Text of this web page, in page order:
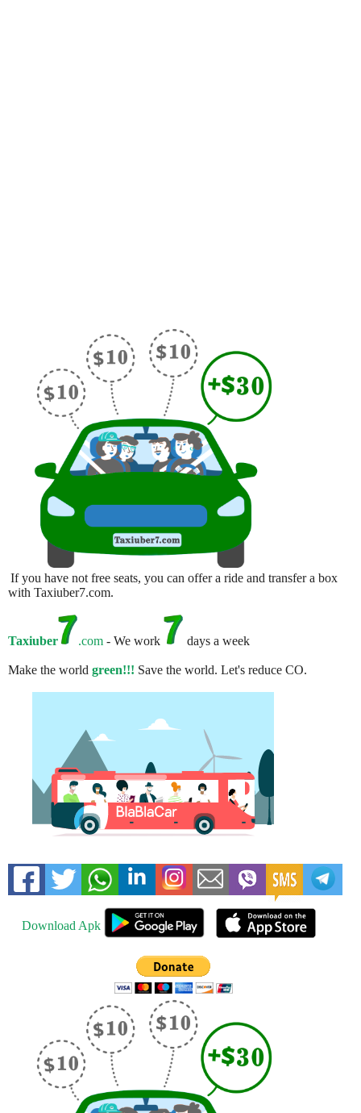
If you have not free seats, you can offer a ride and transfer a box
with Taxiuber7.com.
Taxiuber .com - We work days a week
Make the world green!!! Save the world. Let's reduce CO.
Download Apk